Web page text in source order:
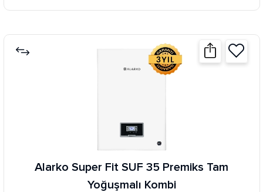
Alarko Super Fit SUF 35 Premiks Tam
Yoğuşmalı Kombi